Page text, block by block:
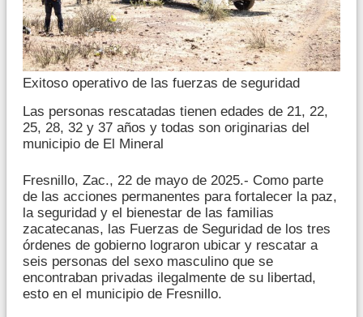
Exitoso operativo de las fuerzas de seguridad
Las personas rescatadas tienen edades de 21, 22,
25, 28, 32 y 37 años y todas son originarias del
municipio de El Mineral
Fresnillo, Zac., 22 de mayo de 2025.- Como parte
de las acciones permanentes para fortalecer la paz,
la seguridad y el bienestar de las familias
zacatecanas, las Fuerzas de Seguridad de los tres
órdenes de gobierno lograron ubicar y rescatar a
seis personas del sexo masculino que se
encontraban privadas ilegalmente de su libertad,
esto en el municipio de Fresnillo.